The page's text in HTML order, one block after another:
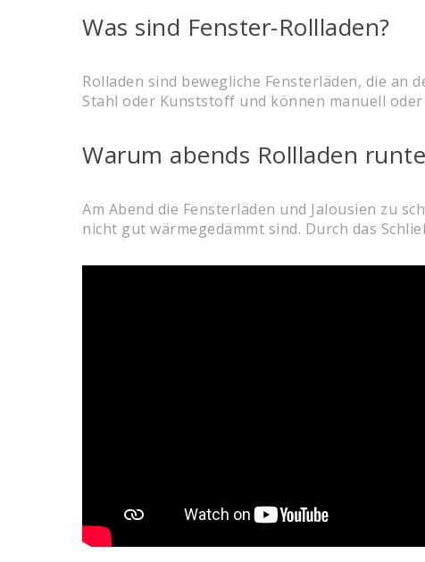
Was sind Fenster-Rollladen?
Rolladen sind bewegliche Fensterläden, die an
Stahl oder Kunststoff und können manuell
Warum abends Rollladen
Am Abend die Fensterläden und Jalousien zu
nicht gut wärmegedämmt sind. Durch das